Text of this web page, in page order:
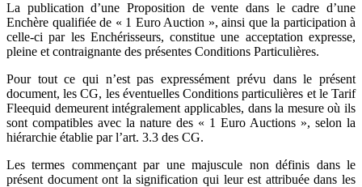
La publication d’une Proposition de vente dans le cadre d’une
Enchère qualifiée de « 1 Euro Auction », ainsi que la participation à
celle-ci par les Enchérisseurs, constitue une acceptation expresse,
pleine et contraignante des présentes Conditions Particulières.
Pour tout ce qui n’est pas expressément prévu dans le présent
document, les CG, les éventuelles Conditions particulières et le Tarif
Fleequid demeurent intégralement applicables, dans la mesure où ils
sont compatibles avec la nature des « 1 Euro Auctions », selon la
hiérarchie établie par l’art. 3.3 des CG.
Les termes commençant par une majuscule non définis dans le
présent document ont la signification qui leur est attribuée dans les